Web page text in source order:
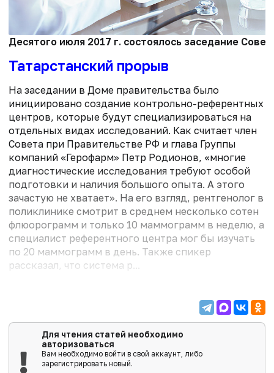
Десятого июля 2017 г. состоялось заседание
Татарстанский прорыв
На заседании в Доме правительства было
инициировано создание контрольно-референтных
центров, которые будут специализироваться на
отдельных видах исследований. Как считает член
Совета при Правительстве РФ и глава Группы
компаний «Герофарм» Петр Родионов, «многие
диагностические исследования требуют особой
подготовки и наличия большого опыта. А этого
зачастую не хватает». На его взгляд, рентгенолог в
поликлинике смотрит в среднем несколько сотен
флюорограмм и только 10 маммограмм в неделю, а
специалист референтного центра мог бы изучать
по 20 маммограмм в день. Также спикер
рассказал, что система р...
Для чтения статей необходимо
авторизоваться
Вам необходимо войти в свой аккаунт, либо
зарегистрировать новый.